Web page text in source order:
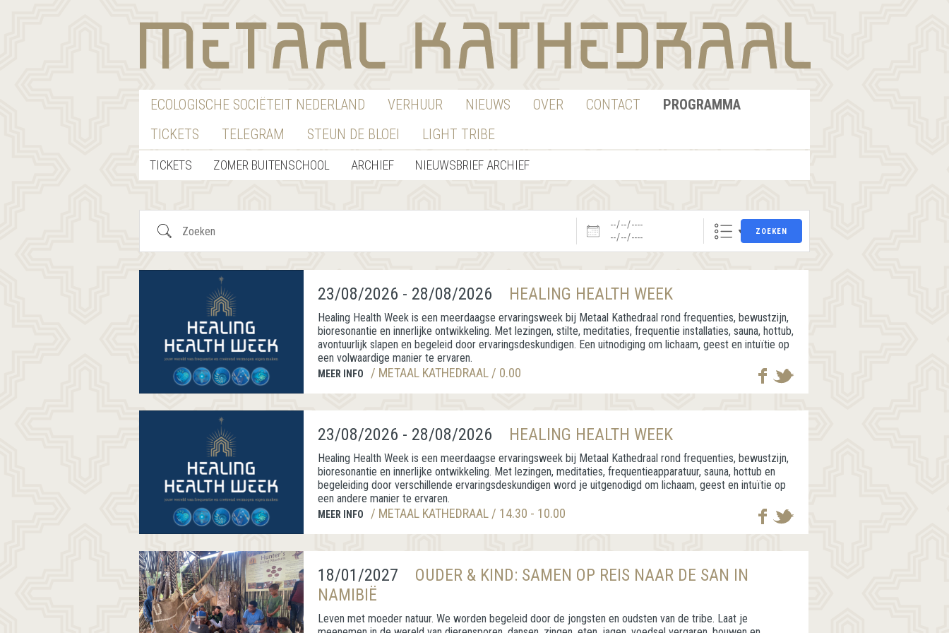
ECOLOGISCHE SOCIËTEIT NEDERLAND VERHUUR NIEUWS OVER CONTACT
PROGRAMMA
TICKETS
TELEGRAM STEUN DE BLOEI LIGHT TRIBE
TICKETS ZOMER BUITENSCHOOL ARCHIEF NIEUWSBRIEF ARCHIEF
Zoeken Datums ZOEKEN
23/08/2026 - 28/08/2026 HEALING HEALTH WEEK
Healing Health Week is een meerdaagse ervaringsweek bij Metaal Kathedraal rond frequenties, bewustzijn,
bioresonantie en innerlijke ontwikkeling. Met lezingen, stilte, meditaties, frequentie installaties, sauna, hottub,
avontuurlijk slapen en begeleid door ervaringsdeskundigen. Een uitnodiging om lichaam, geest en intuïtie op
een volwaardige manier te ervaren.
MEER INFO / METAAL KATHEDRAAL / 0.00
23/08/2026 - 28/08/2026 HEALING HEALTH WEEK
Healing Health Week is een meerdaagse ervaringsweek bij Metaal Kathedraal rond frequenties, bewustzijn,
bioresonantie en innerlijke ontwikkeling. Met lezingen, meditaties, frequentieapparatuur, sauna, hottub en
begeleiding door verschillende ervaringsdeskundigen word je uitgenodigd om lichaam, geest en intuïtie op
een andere manier te ervaren.
MEER INFO / METAAL KATHEDRAAL / 14.30 - 10.00
18/01/2027
OUDER & KIND: SAMEN OP REIS NAAR DE SAN IN
NAMIBIË
Leven met moeder natuur. We worden begeleid door de jongsten en oudsten van de tribe. Laat je